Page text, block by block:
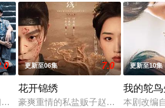
1979年到1997年，陈一众、余高远、
更新至06集 7.0
花开锦绣
豪爽重情的私盐贩子赵凌虽出身草莽
更新至10集
我的鸵
本剧改编